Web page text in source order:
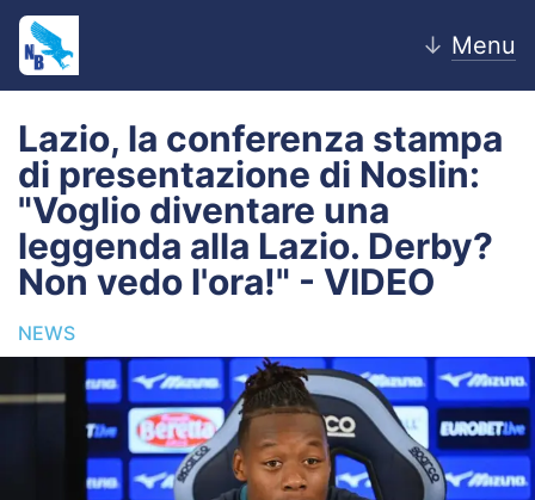
↓ Menu
Home
News
Editoriale
Pagelle
Settore Giovanile
Lazio Women
Lazio, la conferenza stampa
di presentazione di Noslin:
"Voglio diventare una
leggenda alla Lazio. Derby?
Non vedo l'ora!" - VIDEO
NEWS